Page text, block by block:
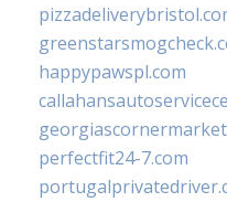
happypawspl.com
perfectfit24-7.com